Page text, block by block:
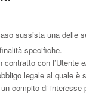
sussista una delle
specifiche.
con l’Utente
legale al quale è
compito di